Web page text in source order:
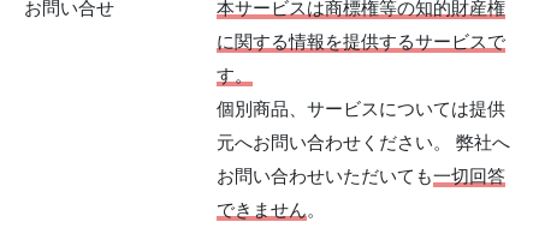
お問い合せ
本サービスは商標権等の知的財産権
に関する情報を提供するサービスで
す。
個別商品、サービスについては提供
元へお問い合わせください。 弊社へ
お問い合わせいただいても一切回答
できません。